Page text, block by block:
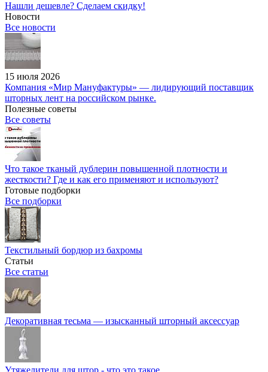
Нашли дешевле? Сделаем скидку!
Новости
Все новости
15 июля 2026
Компания «Мир Мануфактуры» — лидирующий поставщик
шторных лент на российском рынке.
Полезные советы
Все советы
Что такое тканый дублерин повышенной плотности и
жесткости? Где и как его применяют и используют?
Готовые подборки
Все подборки
Текстильный бордюр из бахромы
Статьи
Все статьи
Декоративная тесьма — изысканный шторный аксессуар
Утяжелители для штор - что это такое